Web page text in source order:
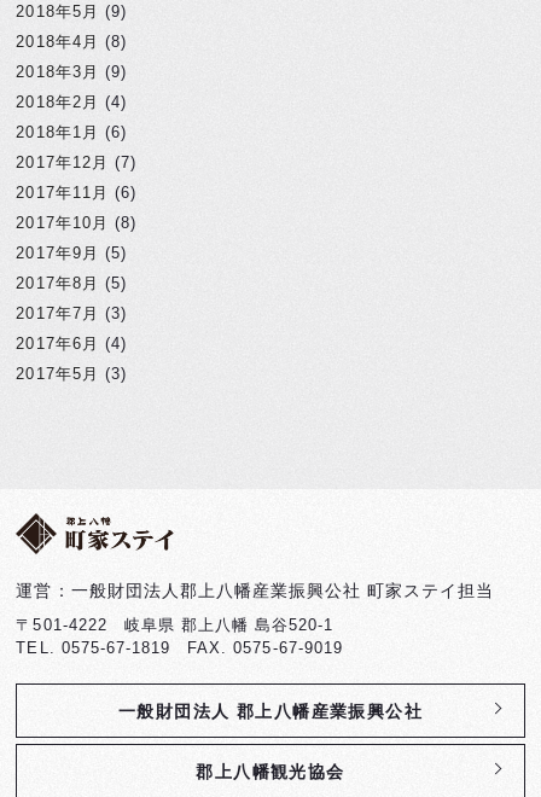
2018年5月 (9)
2018年4月 (8)
2018年3月 (9)
2018年2月 (4)
2018年1月 (6)
2017年12月 (7)
2017年11月 (6)
2017年10月 (8)
2017年9月 (5)
2017年8月 (5)
2017年7月 (3)
2017年6月 (4)
2017年5月 (3)
運営：一般財団法人郡上八幡産業振興公社 町家ステイ担当
〒501-4222 岐阜県 郡上八幡 島谷520-1
TEL. 0575-67-1819 FAX. 0575-67-9019
一般財団法人 郡上八幡産業振興公社
郡上八幡観光協会